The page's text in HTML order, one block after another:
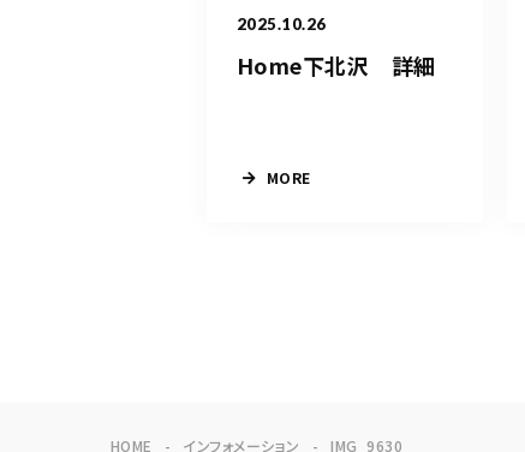
2025.10.26
Home下北沢 詳細
MORE
HOME インフォメーション IMG_9630